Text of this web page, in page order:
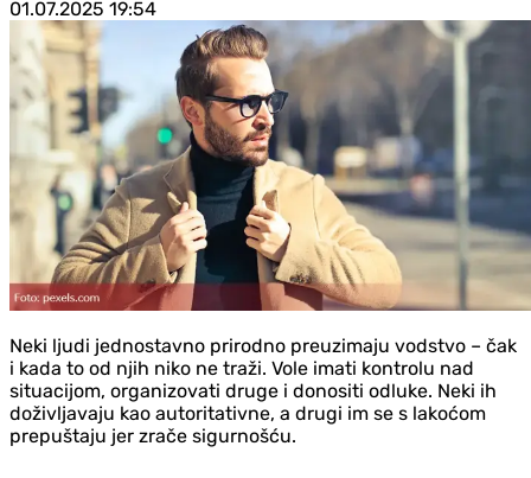
01.07.2025 19:54
Neki ljudi jednostavno prirodno preuzimaju vodstvo – čak
i kada to od njih niko ne traži. Vole imati kontrolu nad
situacijom, organizovati druge i donositi odluke. Neki ih
doživljavaju kao autoritativne, a drugi im se s lakoćom
prepuštaju jer zrače sigurnošću.